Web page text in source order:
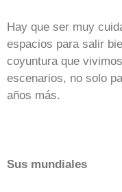
Hay que ser muy
espacios para salir
coyuntura que
escenarios, no solo
años más.
Sus mundiales